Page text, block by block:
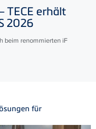
TECE erhält
2026
beim renommierten iF
für